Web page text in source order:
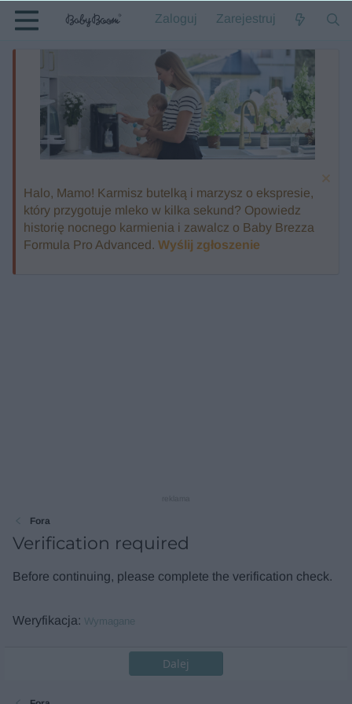
Zaloguj Zarejestruj
Halo, Mamo! Karmisz butelką i marzysz o ekspresie,
który przygotuje mleko w kilka sekund? Opowiedz
historię nocnego karmienia i zawalcz o Baby Brezza
Formula Pro Advanced. Wyślij zgłoszenie
Fora
Verification required
Before continuing, please complete the verification check.
Weryfikacja Wymagane
Dalej